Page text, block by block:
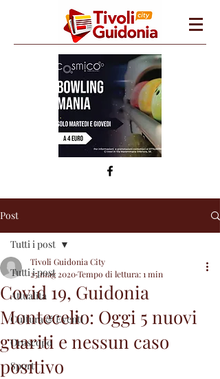
Post
Tutti i post
Attualità
Cultura & Eventi
Oroscopo
Sport
Tutti i post
Covid 19, Guidonia
Montecelio: Oggi 5 nuovi
guariti e nessun caso
positivo
Tivoli Guidonia City
25 mag 2020Tempo di lettura: 1 min